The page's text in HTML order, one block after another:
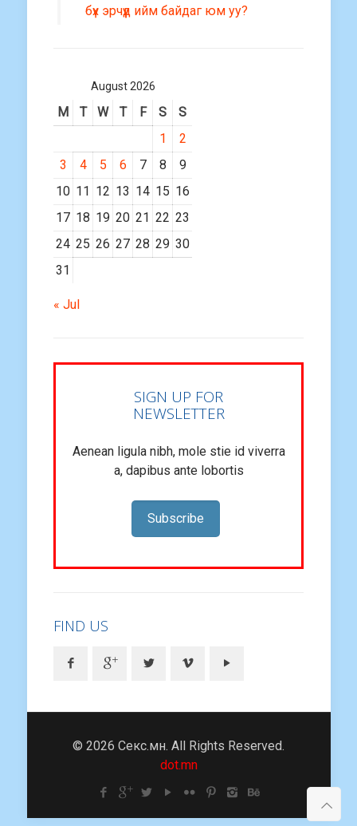
бүх эрчүүд ийм байдаг юм уу?
August 2026
M T W T F S
S
1
2
3
4 5 6 7 8
9
10 11 12 13 14 15 16
17 18 19 20 21 22 23
24 25 26 27 28 29 30
31
« Jul
SIGN UP FOR
NEWSLETTER
Aenean ligula nibh, mole stie id viverra
a, dapibus ante lobortis
Subscribe
FIND US
© 2026 Секс.мн. All Rights Reserved.
dot.mn